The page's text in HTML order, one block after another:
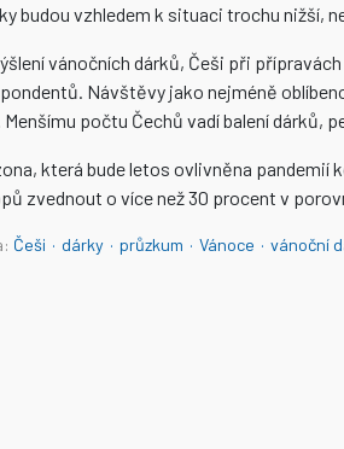
budou vzhledem k situaci trochu nižší,
vánočních dárků, Češi při
Návštěvy jako nejméně
počtu Čechů vadí balení dárků,
která bude letos ovlivněna pandemií
zvednout o více než 30 procent v
Češi · dárky · průzkum · Vánoce · vánoční